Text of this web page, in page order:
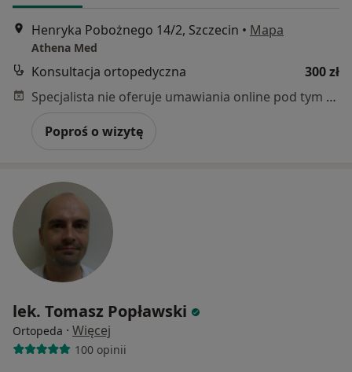
Henryka Pobożnego 14/2, Szczecin • Mapa
Athena Med
Konsultacja ortopedyczna
300 zł
Specjalista nie oferuje umawiania online pod tym adresem.
Poproś o wizytę
lek. Tomasz Popławski
Ortopeda · Więcej
100 opinii